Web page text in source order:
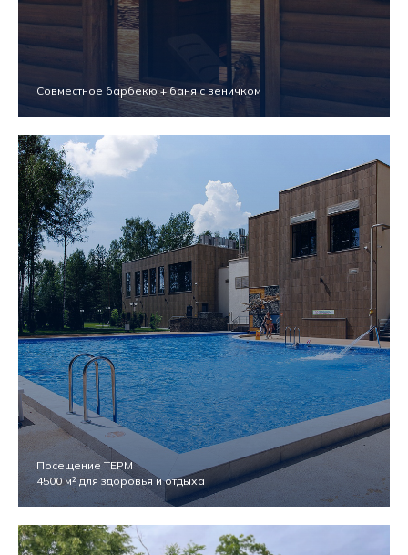
Совместное барбекю + баня с веничком
Посещение ТЕРМ
4500 м² для здоровья и отдыха